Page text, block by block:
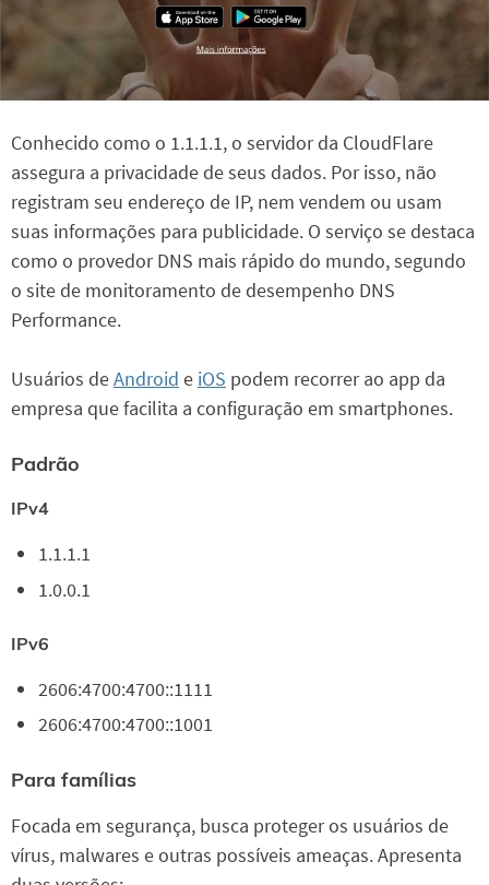
Conhecido como o 1.1.1.1, o servidor da CloudFlare
assegura a privacidade de seus dados. Por isso, não
registram seu endereço de IP, nem vendem ou usam
suas informações para publicidade. O serviço se destaca
como o provedor DNS mais rápido do mundo, segundo
o site de monitoramento de desempenho DNS
Performance.
Usuários deAndroid e iOS podem recorrer ao app da
empresa que facilita a configuração em smartphones.
Padrão
IPv4
1.1.1.1
1.0.0.1
IPv6
2606:4700:4700::1111
2606:4700:4700::1001
Para famílias
Focada em segurança, busca proteger os usuários de
vírus, malwares e outras possíveis ameaças. Apresenta